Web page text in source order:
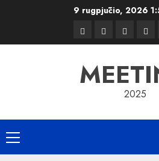
9 rugpjūčio, 2026
KelionėsKiemasKelionės
2025
Primary
Menu